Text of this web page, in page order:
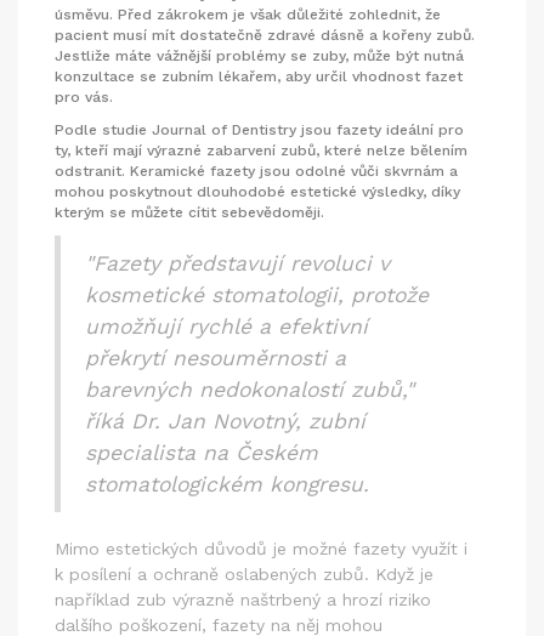
úsměvu. Před zákrokem je však důležité zohlednit, že
pacient musí mít dostatečně zdravé dásně a kořeny zubů.
Jestliže máte vážnější problémy se zuby, může být nutná
konzultace se zubním lékařem, aby určil vhodnost fazet
pro vás.
Podle studie Journal of Dentistry jsou fazety ideální pro
ty, kteří mají výrazné zabarvení zubů, které nelze bělením
odstranit. Keramické fazety jsou odolné vůči skvrnám a
mohou poskytnout dlouhodobé estetické výsledky, díky
kterým se můžete cítit sebevědoměji.
"Fazety představují revoluci v
kosmetické stomatologii, protože
umožňují rychlé a efektivní
překrytí nesouměrnosti a
barevných nedokonalostí zubů,"
říká Dr. Jan Novotný, zubní
specialista na Českém
stomatologickém kongresu.
Mimo estetických důvodů je možné fazety využít i
k posílení a ochraně oslabených zubů. Když je
například zub výrazně naštrbený a hrozí riziko
dalšího poškození, fazety na něj mohou